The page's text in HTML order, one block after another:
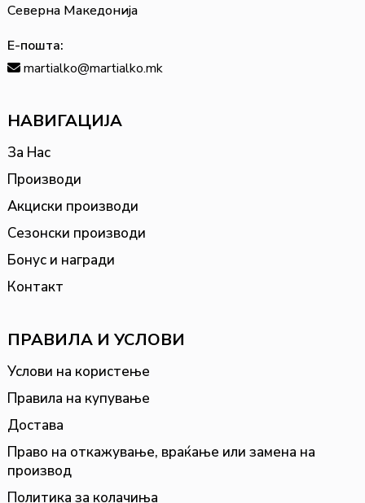
Северна Македонија
Е-пошта:
martialko@martialko.mk
НАВИГАЦИЈА
За Нас
Производи
Акциски производи
Сезонски производи
Бонус и награди
Контакт
ПРАВИЛА И УСЛОВИ
Услови на користење
Правила на купување
Достава
Право на откажување, враќање или замена на
производ
Политика за колачиња